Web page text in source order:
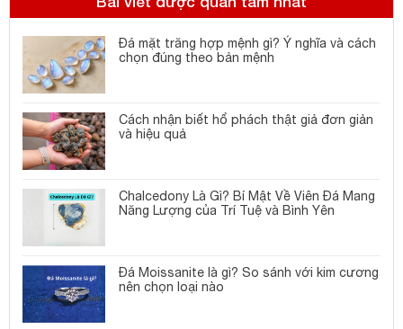
Đá mặt trăng hợp mệnh gì? Ý nghĩa và cách
chọn đúng theo bản mệnh
Cách nhận biết hổ phách thật giả đơn giản
và hiệu quả
Chalcedony Là Gì? Bí Mật Về Viên Đá Mang
Năng Lượng của Trí Tuệ và Bình Yên
Đá Moissanite là gì? So sánh với kim cương
nên chọn loại nào